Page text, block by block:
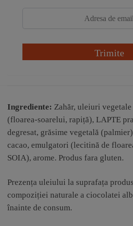
Trimite
Ingrediente: Zahăr, uleiuri
(floarea-soarelui, rapiță), LAPTE
degresat, grăsime vegetală
cacao, emulgatori (lecitină de
SOIA), arome. Produs fara gluten.
Prezența uleiului la suprafața
compoziției naturale a ciocolatei
înainte de consum.